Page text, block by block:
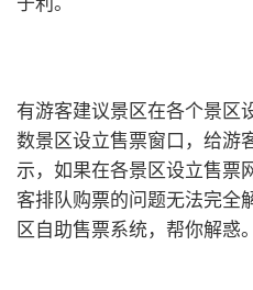
有游客建议景区在各个景区
数景区设立售票窗口 ，给游
示，如果在各景区设立售票
客排队购票的问题无法完全
区自助售票系统，帮你解惑。